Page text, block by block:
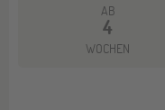
AB
4
WOCHEN